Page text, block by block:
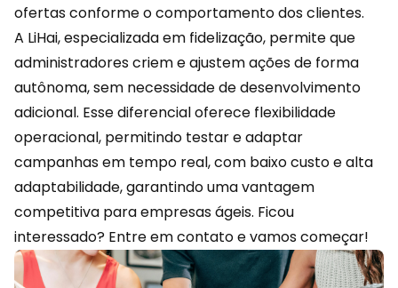
ofertas conforme o comportamento dos clientes.
A LiHai, especializada em fidelização, permite que
administradores criem e ajustem ações de forma
autônoma, sem necessidade de desenvolvimento
adicional. Esse diferencial oferece flexibilidade
operacional, permitindo testar e adaptar
campanhas em tempo real, com baixo custo e alta
adaptabilidade, garantindo uma vantagem
competitiva para empresas ágeis. Ficou
interessado? Entre em contatoe vamos começar!